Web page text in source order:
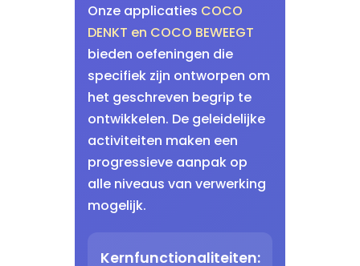
Onze applicaties COCO
DENKT en COCO BEWEEGT
bieden oefeningen die
specifiek zijn ontworpen om
het geschreven begrip te
ontwikkelen. De geleidelijke
activiteiten maken een
progressieve aanpak op
alle niveaus van verwerking
mogelijk.
Kernfunctionaliteiten: